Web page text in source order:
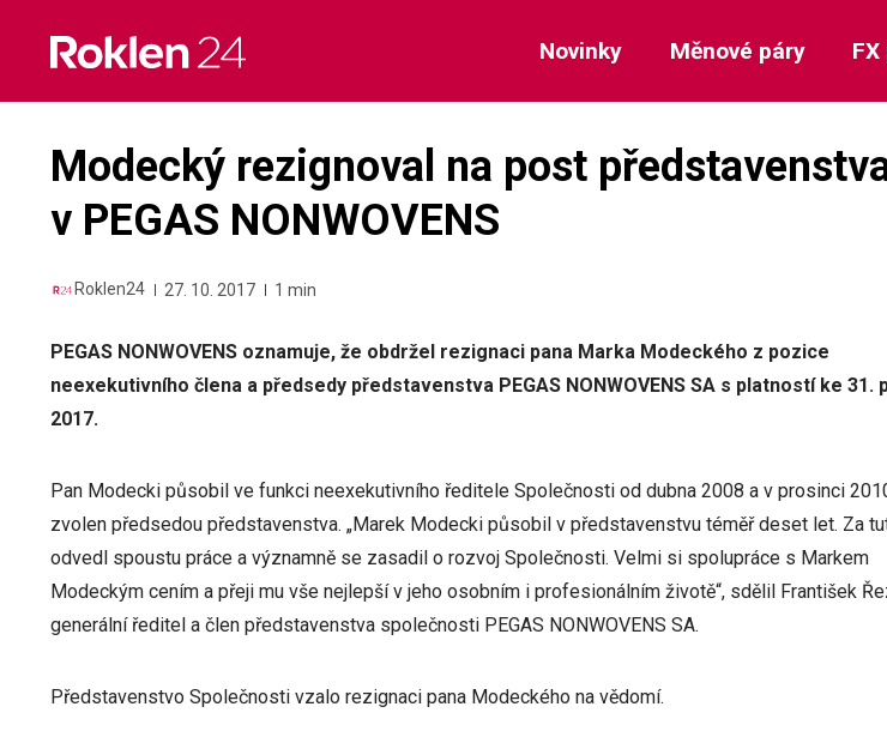
content
Novinky Měnové páry
Modecký rezignoval na post
v PEGAS NONWOVENS
Roklen24 27. 10. 2017 1 min
PEGAS NONWOVENS oznamuje, že obdržel rezignaci pana Marka Modeckého z pozice
neexekutivního člena a předsedy představenstva PEGAS NONWOVENS SA s platností ke 31.
2017.
Pan Modecki působil ve funkci neexekutivního ředitele Společnosti od dubna 2008 a v prosinci
zvolen předsedou představenstva. „Marek Modecki působil v představenstvu téměř deset let. Za
odvedl spoustu práce a významně se zasadil o rozvoj Společnosti. Velmi si spolupráce s Markem
Modeckým cením a přeji mu vše nejlepší v jeho osobním i profesionálním životě“, sdělil František
generální ředitel a člen představenstva společnosti PEGAS NONWOVENS SA.
Představenstvo Společnosti vzalo rezignaci pana Modeckého na vědomí.